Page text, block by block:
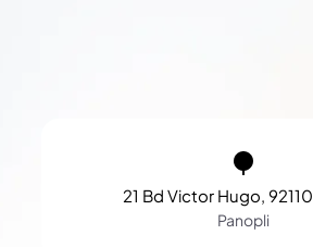
21 Bd Victor Hugo,
Panopli